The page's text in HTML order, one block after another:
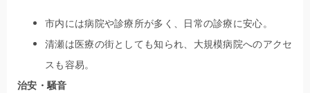
市内には病院や診療所が多く、日常の診療に安心。
清瀬は医療の街としても知られ、大規模病院へのアクセ
スも容易。
治安・騒音